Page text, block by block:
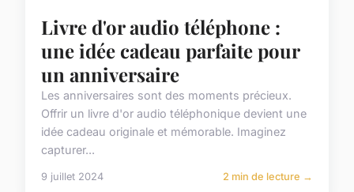
Livre d'or audio téléphone :
une idée cadeau parfaite pour
un anniversaire
Les anniversaires sont des moments précieux.
Offrir un livre d'or audio téléphonique devient une
idée cadeau originale et mémorable. Imaginez
capturer...
9 juillet 2024 2 min de lecture →